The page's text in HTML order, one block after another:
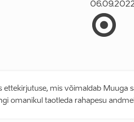
ettekirjutuse, mis võimaldab Muuga
omanikul taotleda rahapesu